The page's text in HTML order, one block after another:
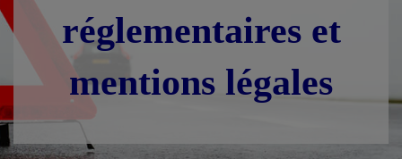
réglementaires et
mentions légales